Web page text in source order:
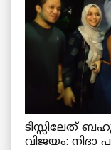
ടിസ്സിലേത്
വിജയം: